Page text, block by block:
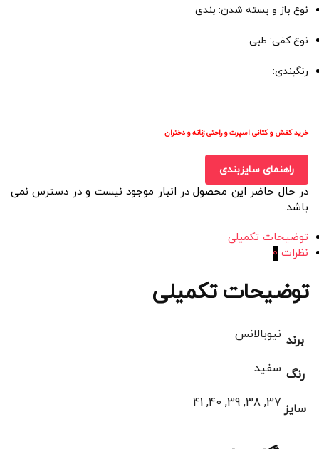
نوع باز و بسته شدن: بندی
نوع کفی: طبی
رنگبندی:
خرید کفش و کتانی اسپرت و راحتی زنانه و دختران
راهنمای سایزبندی
در حال حاضر این محصول در انبار موجود نیست و در دسترس نمی
باشد.
توضیحات تکمیلی
نظرات 0
توضیحات تکمیلی
برند نیوبالانس
رنگ سفید
سایز 37, 38, 39, 40, 41